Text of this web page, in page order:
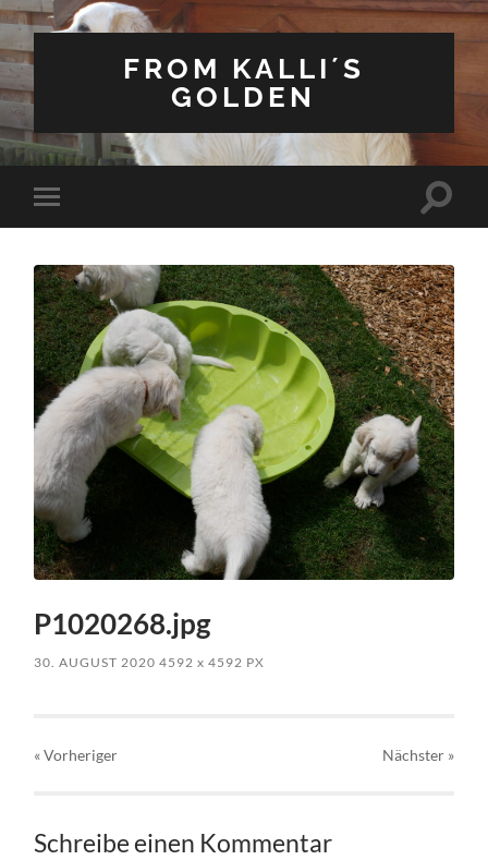
FROM KALLI´S
GOLDEN
Mobile-
Menü
P1020268.jpg
30. AUGUST 2020 4592x 4592 PX
« Vorheriger Nächster »
Schreibe einen Kommentar